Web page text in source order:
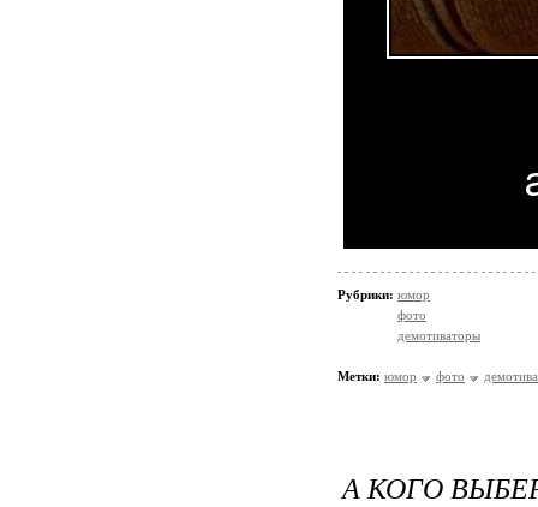
Рубрики: юмор
фото
демотиваторы
Метки: юмор фото
А КОГО